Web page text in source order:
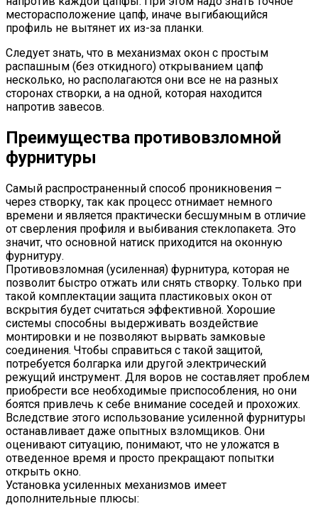
месторасположение цапф, иначе выгибающийся
профиль не вытянет их из-за планки.
Следует знать, что в механизмах окон с простым
распашным (без откидного) открыванием цапф
несколько, но располагаются они все не на разных
сторонах створки, а на одной, которая находится
напротив завесов.
Преимущества противовзломной
фурнитуры
Самый распространенный способ проникновения –
через створку, так как процесс отнимает немного
времени и является практически бесшумным в отличие
от сверления профиля и выбивания стеклопакета. Это
значит, что основной натиск приходится на оконную
фурнитуру.
Противовзломная (усиленная) фурнитура, которая не
позволит быстро отжать или снять створку. Только при
такой комплектации защита пластиковых окон от
вскрытия будет считаться эффективной. Хорошие
системы способны выдерживать воздействие
монтировки и не позволяют вырвать замковые
соединения. Чтобы справиться с такой защитой,
потребуется болгарка или другой электрический
режущий инструмент. Для воров не составляет проблем
приобрести все необходимые приспособления, но они
боятся привлечь к себе внимание соседей и прохожих.
Вследствие этого использование усиленной фурнитуры
останавливает даже опытных взломщиков. Они
оценивают ситуацию, понимают, что не уложатся в
отведенное время и просто прекращают попытки
открыть окно.
Установка усиленных механизмов имеет
дополнительные плюсы: